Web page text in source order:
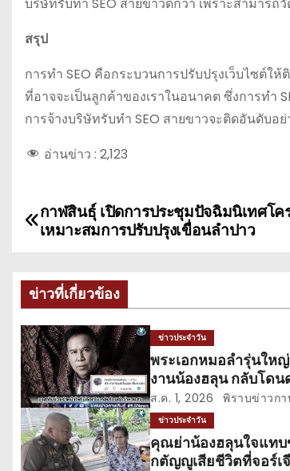
สรุป
การทำ SEO คือกระบวนการปรับปรุงเว็บไซต์
ที่อาจจะเป็นลูกค้าของเราในอนาคต ซึ่งการทำ
การจ้างบริษัทรับทำ SEO สายขาวจะติดอันดับ
อ่านข่าว : 2,123
แ
ะ
แ
น
ว
เ
รื่
กาฬสินธุ์ เปิดการประชุมปัจฉิมนิเทศโค
เหมาะสมการปรับปรุงเขื่อนลำปาว
ข่าวที่เกี่ยวข้อง
ข่าวประจำวัน
พระเอกหมอลำรุ่นให
งานน้องฮลุน กลับโดน
ส.ค. 1, 2026 พิราบข่าวก
ข่าวประจำวัน
คุณย่าน้องฮลุนใจแท
กตัญญูเสียชีวิตที่จอร์เ